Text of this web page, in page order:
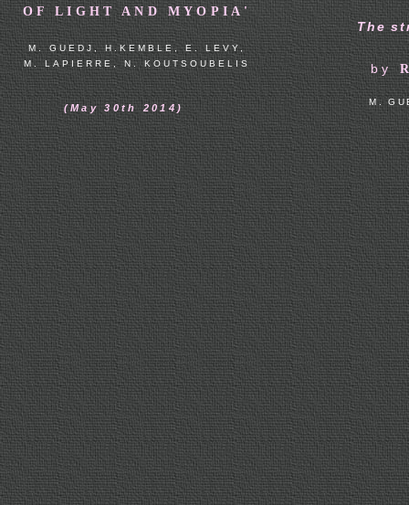
(May 30th 2014)
OF LIGHT AND MYOPIA'
M. GUEDJ, H.KEMBLE, E. LEVY,
M. LAPIERRE, N. KOUTSOUBELIS
The
by
M.